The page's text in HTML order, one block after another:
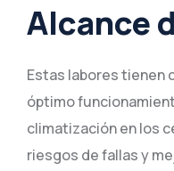
Alcance
Estas labores tienen
óptimo
climatización en los
riesgos de fallas y